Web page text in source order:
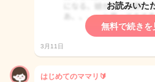
お読みいた
無料で続きを
3月11日
はじめてのママリ🔰